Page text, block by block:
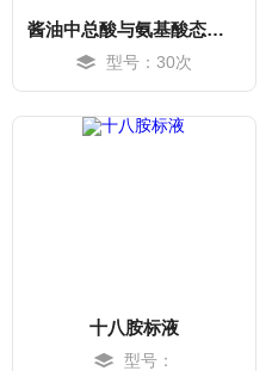
酱油中总酸与氨基酸态氮试剂盒
型号：30次
十八胺标液
型号：